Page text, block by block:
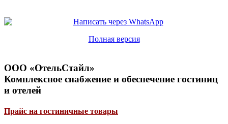
Полная версия
ООО «ОтельСтайл»
Комплексное снабжение и обеспечение гостиниц
и отелей
Прайс на гостиничные товары